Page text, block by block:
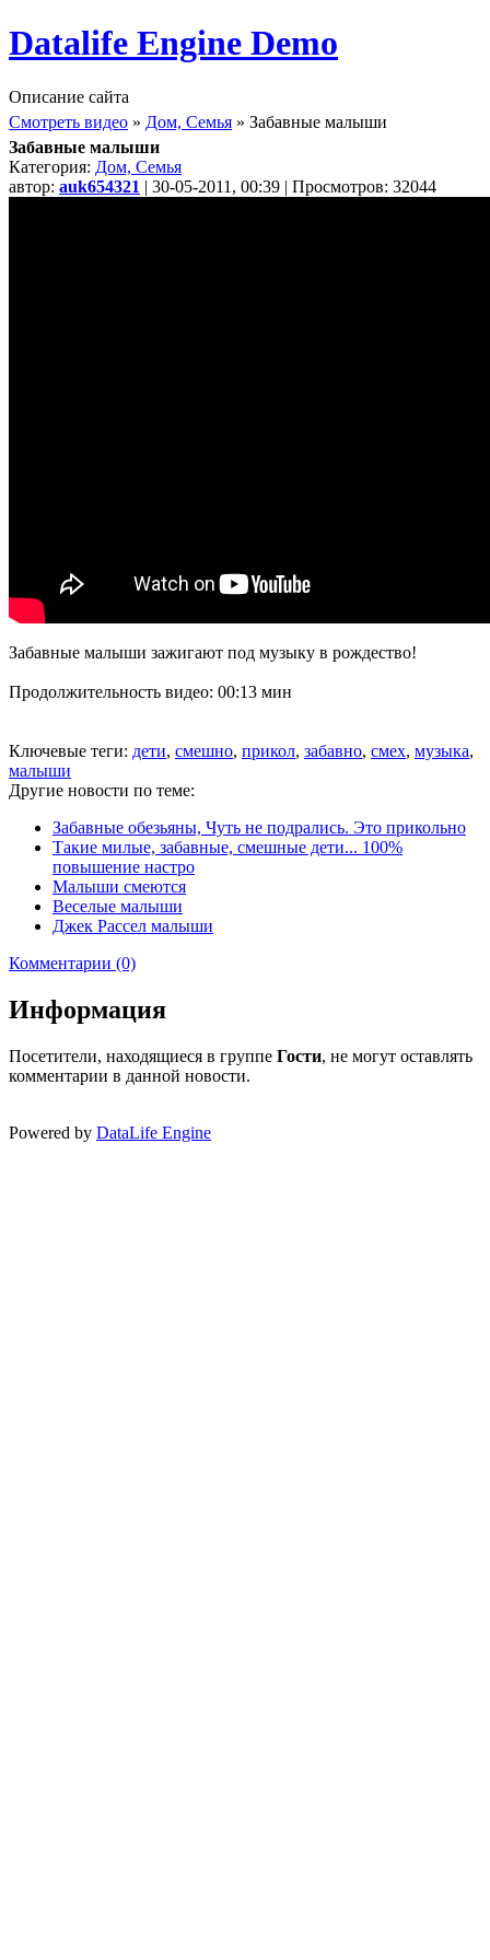
Datalife Engine Demo
Описание сайта
Смотреть видео » Дом, Семья » Забавные малыши
Забавные малыши
Категория: Дом, Семья
автор: auk654321 | 30-05-2011, 00:39 | Просмотров: 32044
Забавные малыши зажигают под музыку в рождество!
Продолжительность видео: 00:13 мин
Ключевые теги: дети, смешно, прикол, забавно, смех, музыка,
малыши
Другие новости по теме:
Забавные обезьяны, Чуть не подрались. Это прикольно
Такие милые, забавные, смешные дети... 100%
повышение настро
Малыши смеются
Веселые малыши
Джек Рассел малыши
Комментарии (0)
Информация
Посетители, находящиеся в группе Гости, не могут оставлять
комментарии в данной новости.
Powered by DataLife Engine